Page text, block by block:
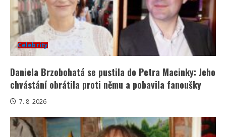
Celebrity
Daniela Brzobohatá se pustila do Petra Macinky: Jeho
chvástání obrátila proti němu a pobavila fanoušky
7. 8. 2026